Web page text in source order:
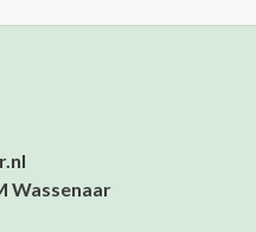
Wassenaar